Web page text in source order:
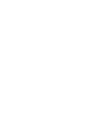
レシピ！